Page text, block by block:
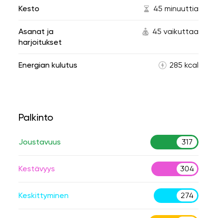
Kesto 45 minuuttia
Asanat ja
harjoitukset
45 vaikuttaa
Energian kulutus 285 kcal
Palkinto
Joustavuus 317
Kestävyys 304
Keskittyminen 274